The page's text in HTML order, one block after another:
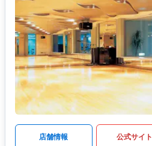
店舗情報 公式サイト